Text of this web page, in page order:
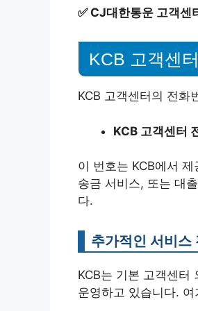
✅ CJ대한통운 고객센
KCB 고객센
KCB 고객센터의 전화
KCB 고객센터
이 번호는 KCB에서
송금 서비스, 또는 대
다.
추가적인 서비스
KCB는 기본 고객센터
운영하고 있습니다.